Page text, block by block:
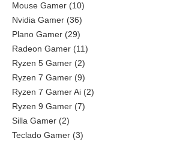
Mouse Gamer (10)
Nvidia Gamer (36)
Plano Gamer (29)
Radeon Gamer (11)
Ryzen 5 Gamer (2)
Ryzen 7 Gamer (9)
Ryzen 7 Gamer Ai (2)
Ryzen 9 Gamer (7)
Silla Gamer (2)
Teclado Gamer (3)